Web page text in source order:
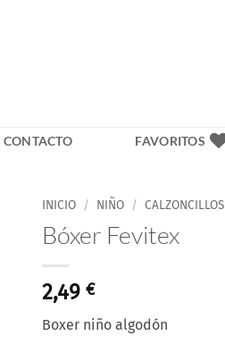
CONTACTO FAVORITOS
INICIO / NIÑO / CALZONCILLOS
Bóxer Fevitex
2,49 €
Boxer niño algodón